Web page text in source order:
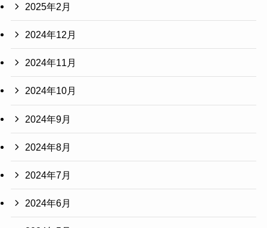
2025年2月
2024年12月
2024年11月
2024年10月
2024年9月
2024年8月
2024年7月
2024年6月